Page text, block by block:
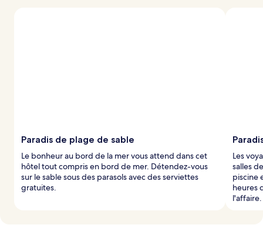
Paradis de plage de sable
Le bonheur au bord de la mer vous attend dans cet
hôtel tout compris en bord de mer. Détendez-vous
sur le sable sous des parasols avec des serviettes
gratuites.
Les
salles
piscine
heures
l'affaire.